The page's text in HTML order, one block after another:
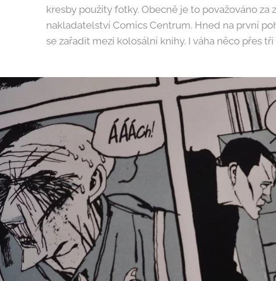
kresby použity fotky. Obecně je to považováno za
nakladatelství Comics Centrum. Hned na první
se zařadit mezi kolosální knihy. I váha něco přes